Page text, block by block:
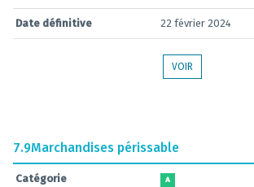
Date définitive 22 février 2024
VOIR
7.9Marchandises périssable
Catégorie A